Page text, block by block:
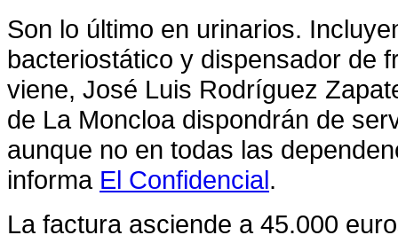
Son lo último en urinarios.
bacteriostático y dispensador de
viene, José Luis Rodríguez
de La Moncloadispondrán de
aunque no en todas las
informa El Confidencial.
La factura asciende a 45.000